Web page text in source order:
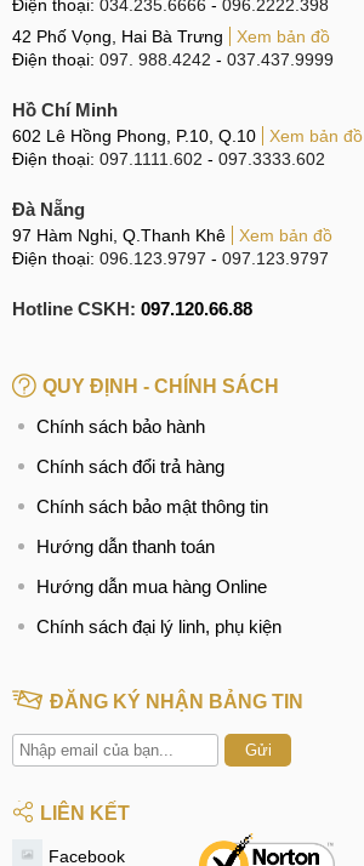
Điện thoại: 034.235.6666 - 096.2222.398
42 Phố Vọng, Hai Bà Trưng
Xem bản đồ
Điện thoại: 097. 988.4242 - 037.437.9999
Hồ Chí Minh
602 Lê Hồng Phong, P.10, Q.10
Xem bản đồ
Điện thoại: 097.1111.602 - 097.3333.602
Đà Nẵng
97 Hàm Nghi, Q.Thanh Khê
Xem bản đồ
Điện thoại: 096.123.9797 - 097.123.9797
Hotline CSKH: 097.120.66.88
QUY ĐỊNH - CHÍNH SÁCH
Chính sách bảo hành
Chính sách đổi trả hàng
Chính sách bảo mật thông tin
Hướng dẫn thanh toán
Hướng dẫn mua hàng Online
Chính sách đại lý linh, phụ kiện
ĐĂNG KÝ NHẬN BẢNG TIN
Gửi
LIÊN KẾT
Facebook